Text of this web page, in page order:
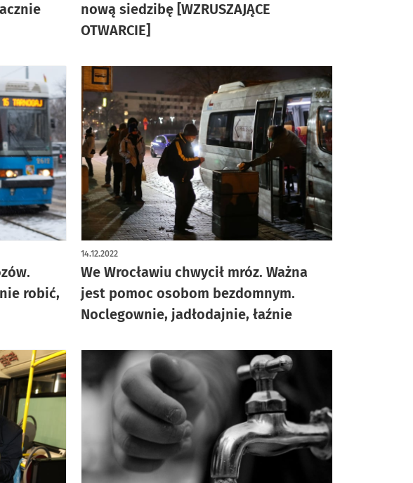
nową siedzibę [WZRUSZAJĄCE
OTWARCIE]
robić,
We Wrocławiu chwycił mróz. Ważna
jest pomoc osobom bezdomnym.
Noclegownie, jadłodajnie, łaźnie
14.12.2022